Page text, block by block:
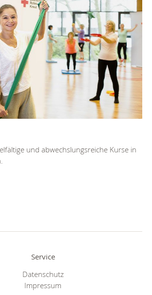
und abwechslungsreiche Kurse in
Service
Datenschutz
Impressum